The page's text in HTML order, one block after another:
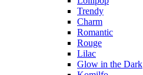
Trendy
Charm
Romantic
Rouge
Lilac
Glow in the Dark